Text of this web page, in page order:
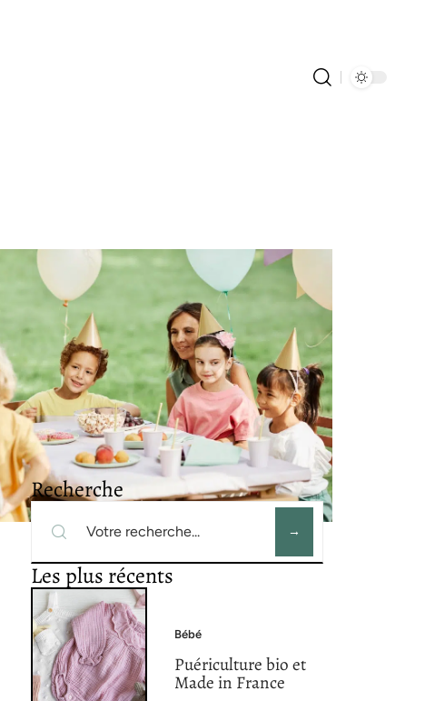
Recherche
Les plus récents
Bébé
Puériculture bio et
Made in France